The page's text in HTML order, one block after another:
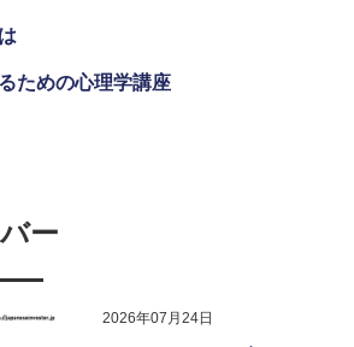
ための心理学講座
ー
2026年07月24日